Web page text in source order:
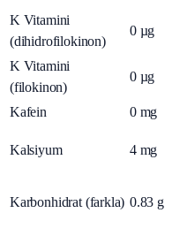
K Vitamini
(dihidrofilokinon)
0 µg
K Vitamini
(filokinon)
0 µg
Kafein 0 mg
Kalsiyum 4 mg
Karbonhidrat (farkla) 0.83 g